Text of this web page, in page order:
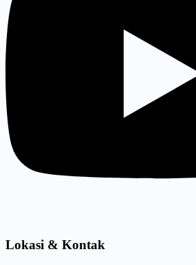
Lokasi & Kontak